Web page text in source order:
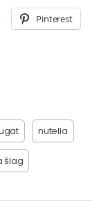
Pinterest
nutella
šlag